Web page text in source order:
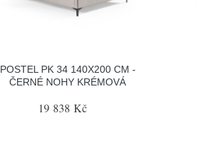
POSTEL PK 34 140X200 CM -
ČERNÉ NOHY KRÉMOVÁ
19 838 Kč